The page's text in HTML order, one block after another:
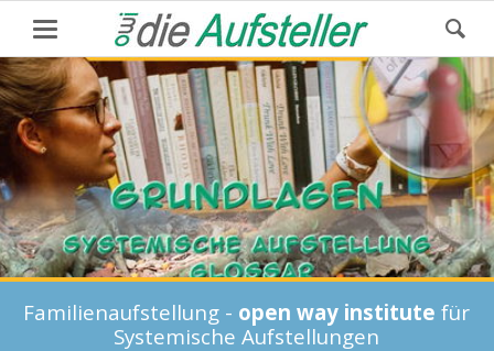
Familienaufstellung - open way institutefür
Systemische Aufstellungen